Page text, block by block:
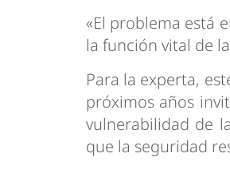
«El problema está
la función vital de
Para la experta,
próximos años
vulnerabilidad de la
que la seguridad